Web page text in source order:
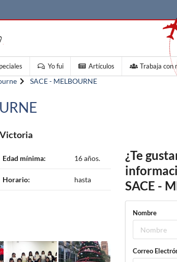
Yo fui Artículos Trabaja con
SACE - MELBOURNE
Edad mínima: 16 años.
Horario: hasta
¿Te
SACE -
Nombre
Correo